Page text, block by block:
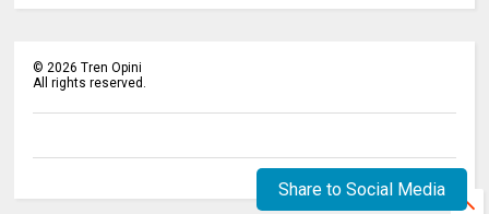
©2026 Tren Opini
All rights reserved.
Share to Social Media